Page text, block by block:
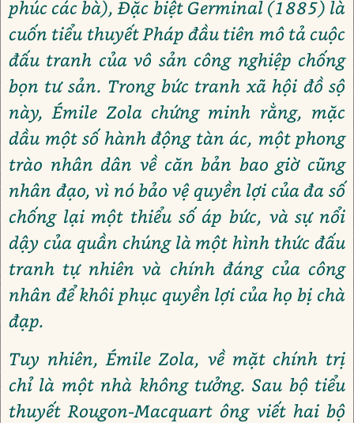
phúc các bà), Đặc biệt Germinal (1885) là
cuốn tiểu thuyết Pháp đầu tiên mô tả cuộc
đấu tranh của vô sản công nghiệp chống
bọn tư sản. Trong bức tranh xã hội đồ sộ
này, Émile Zola chứng minh rằng, mặc
dầu một số hành động tàn ác, một phong
trào nhân dân về căn bản bao giờ cũng
nhân đạo, vì nó bảo vệ quyền lợi của đa số
chống lại một thiểu số áp bức, và sự nổi
dậy của quần chúng là một hình thức đấu
tranh tự nhiên và chính đáng của công
nhân để khôi phục quyền lợi của họ bị chà
đạp.
Tuy nhiên, Émile Zola, về mặt chính trị
chỉ là một nhà không tưởng. Sau bộ tiểu
thuyết Rougon-Macquart ông viết hai bộ